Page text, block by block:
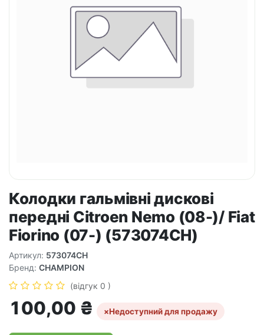
Колодки гальмівні дискові
передні Citroen Nemo (08-)/ Fiat
Fiorino (07-) (573074CH)
Артикул: 573074CH
Бренд: CHAMPION
(відгук 0 )
100,00 ₴ ×Недоступний для продажу